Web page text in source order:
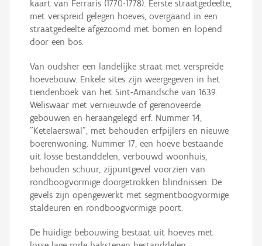
kaart van Ferraris (1770-1778). Eerste straatgedeelte,
met verspreid gelegen hoeves, overgaand in een
straatgedeelte afgezoomd met bomen en lopend
door een bos.
Van oudsher een landelijke straat met verspreide
hoevebouw. Enkele sites zijn weergegeven in het
tiendenboek van het Sint-Amandsche van 1639.
Weliswaar met vernieuwde of gerenoveerde
gebouwen en heraangelegd erf. Nummer 14,
"Ketelaerswal", met behouden erfpijlers en nieuwe
boerenwoning. Nummer 17, een hoeve bestaande
uit losse bestanddelen, verbouwd woonhuis,
behouden schuur, zijpuntgevel voorzien van
rondboogvormige doorgetrokken blindnissen. De
gevels zijn opengewerkt met segmentboogvormige
staldeuren en rondboogvormige poort.
De huidige bebouwing bestaat uit hoeves met